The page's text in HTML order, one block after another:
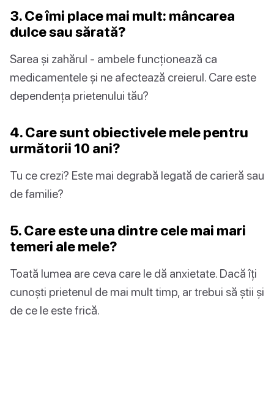
3. Ce îmi place mai mult: mâncarea
dulce sau sărată?
Sarea și zahărul - ambele funcționează ca
medicamentele și ne afectează creierul. Care este
dependența prietenului tău?
4. Care sunt obiectivele mele pentru
următorii 10 ani?
Tu ce crezi? Este mai degrabă legată de carieră sau
de familie?
5. Care este una dintre cele mai mari
temeri ale mele?
Toată lumea are ceva care le dă anxietate. Dacă îți
cunoști prietenul de mai mult timp, ar trebui să știi și
de ce le este frică.